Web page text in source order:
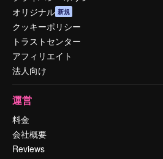
オリジナル 新規
クッキーポリシー
トラストセンター
アフィリエイト
法人向け
運営
料金
会社概要
Reviews